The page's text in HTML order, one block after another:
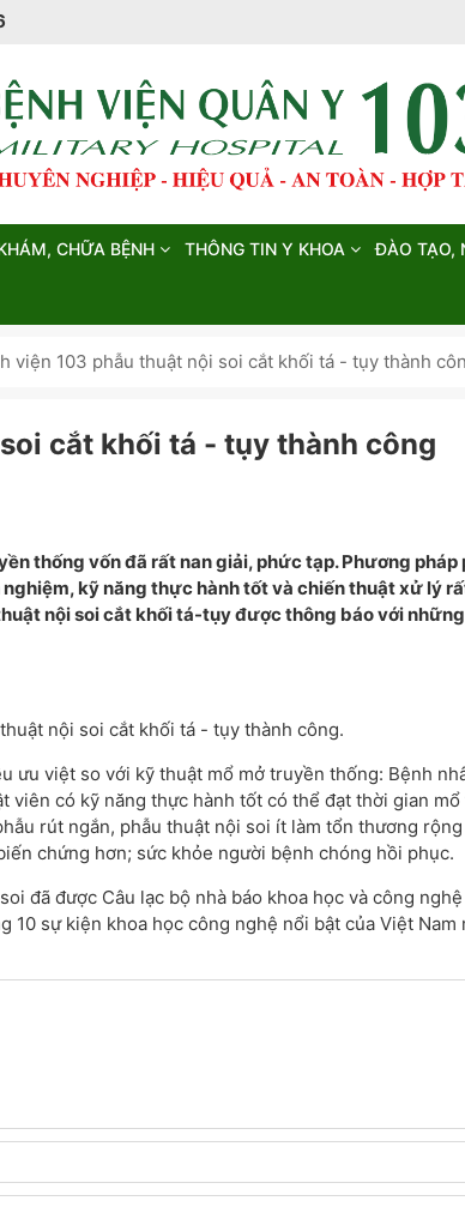
CHỮA BỆNH THÔNG TIN Y KHOA ĐÀO TẠO,
viện 103 phẫu thuật nội soi cắt khối tá - tụy thành
cắt khối tá - tụy thành công
thống vốn đã rất nan giải, phức tạp. Phương pháp
kỹ năng thực hành tốt và chiến thuật xử lý
nội soi cắt khối tá-tụy được thông báo với
nội soi cắt khối tá - tụy thành công.
ưu việt so với kỹ thuật mổ mở truyền thống: Bệnh
viên có kỹ năng thực hành tốt có thể đạt thời gian mổ
rút ngắn, phẫu thuật nội soi ít làm tổn thương
chứng hơn; sức khỏe người bệnh chóng hồi phục.
đã được Câu lạc bộ nhà báo khoa học và công
sự kiện khoa học công nghệ nổi bật của Việt Nam